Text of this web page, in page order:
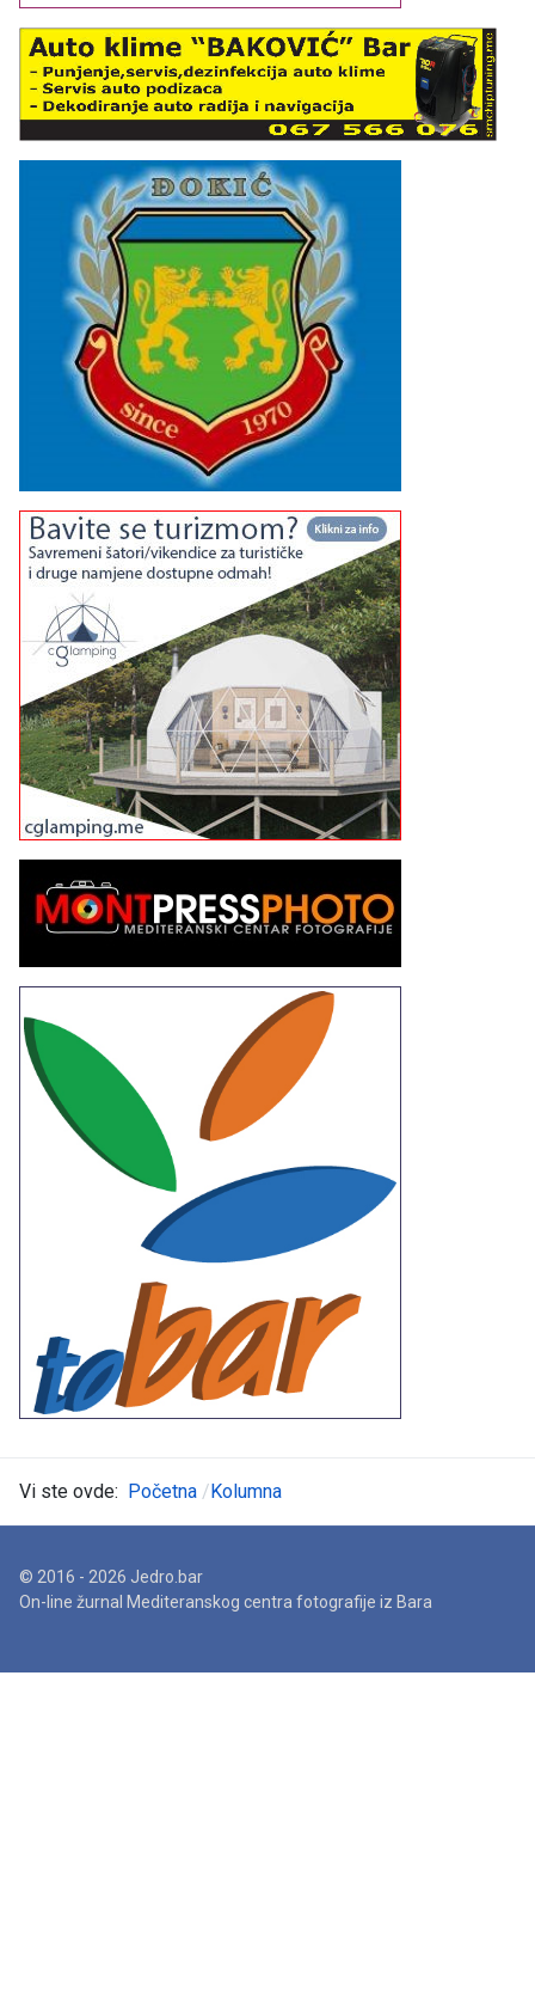
Vi ste ovde: Početna Kolumna
© 2016 - 2026 Jedro.bar
On-line žurnal Mediteranskog centra fotografije iz Bara